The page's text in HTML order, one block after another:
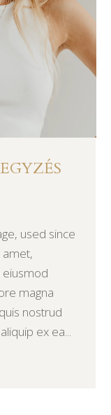
used since
eiusmod
magna
nostrud
ex ea...